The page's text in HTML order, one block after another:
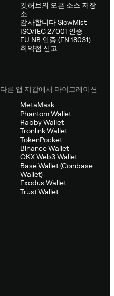
깃허브의 오픈 소스 저장
소
감사합니다 SlowMist
ISO/IEC 27001 인증
EU NB 인증 (EN 18031)
취약점 신고
다른 앱 지갑에서 마이그레이션
MetaMask
Phantom Wallet
Rabby Wallet
Tronlink Wallet
TokenPocket
Binance Wallet
OKX Web3 Wallet
Base Wallet (Coinbase
Wallet)
Exodus Wallet
Trust Wallet